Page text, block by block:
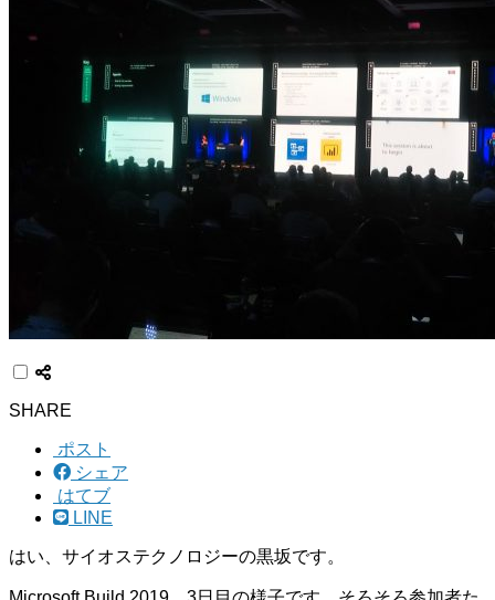
SHARE
ポスト
シェア
はてブ
LINE
はい、サイオステクノロジーの黒坂です。